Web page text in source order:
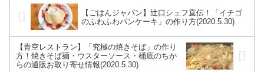
【ごはんジャパン】辻口シェフ直伝！「イチゴ
のふわふわパンケーキ」の作り方(2020.5.30)
【青空レストラン】「究極の焼きそば」の作り
方！焼きそば麺・ウスターソース・桶底のちか
らの通販お取り寄せ情報(2020.5.30)